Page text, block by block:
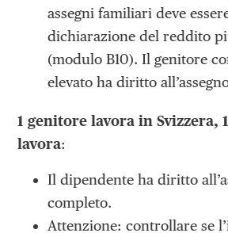
assegni familiari deve
dichiarazione del reddito
(modulo B10). Il genitore
elevato ha diritto
1 genitore lavora in Svizzera,
lavora:
Il dipendente ha diritto
completo.
Attenzione: controllare se